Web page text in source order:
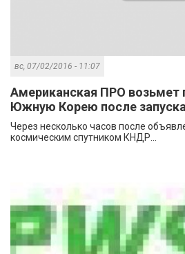
вс, 07/02/2016 - 11:07
Американская ПРО возьмет
Южную Корею после
Через несколько часов после
космическим спутником КНДР...